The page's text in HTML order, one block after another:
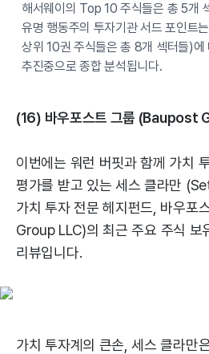
해서웨이의 Top 10 주식들은 총 5개
유명 행동주의 투자기관 서드 포인트
상위 10권 주식들은 총 8개 섹터들)에
추진중으로 종합 분석됩니다.
(16) 바우포스트 그룹 (Baupost
이번에는 워런 버핏과 함께 가치
평가를 받고 있는 세스 클라만
가치 투자 전문 헤지펀드, 바우포
Group LLC)의 최근 주요 주식 보
리뷰입니다.
가치 투자계의 큰손, 세스 클라만